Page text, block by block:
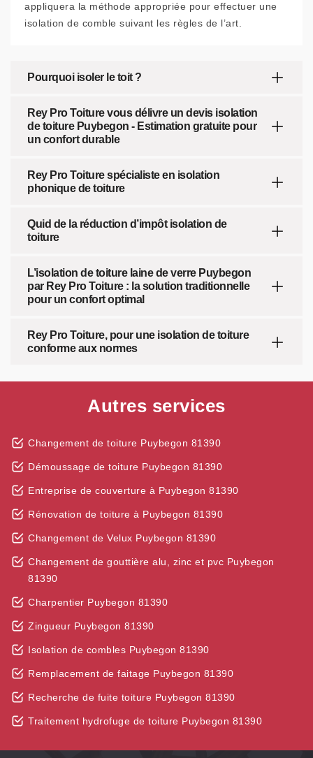
appliquera la méthode appropriée pour effectuer une
isolation de comble suivant les règles de l’art.
Pourquoi isoler le toit ?
Rey Pro Toiture vous délivre un devis isolation
de toiture Puybegon - Estimation gratuite pour
un confort durable
Rey Pro Toiture spécialiste en isolation
phonique de toiture
Quid de la réduction d’impôt isolation de
toiture
L’isolation de toiture laine de verre Puybegon
par Rey Pro Toiture : la solution traditionnelle
pour un confort optimal
Rey Pro Toiture, pour une isolation de toiture
conforme aux normes
Autres services
Changement de toiture Puybegon 81390
Démoussage de toiture Puybegon 81390
Entreprise de couverture à Puybegon 81390
Rénovation de toiture à Puybegon 81390
Changement de Velux Puybegon 81390
Changement de gouttière alu, zinc et pvc Puybegon
81390
Charpentier Puybegon 81390
Zingueur Puybegon 81390
Isolation de combles Puybegon 81390
Remplacement de faitage Puybegon 81390
Recherche de fuite toiture Puybegon 81390
Traitement hydrofuge de toiture Puybegon 81390